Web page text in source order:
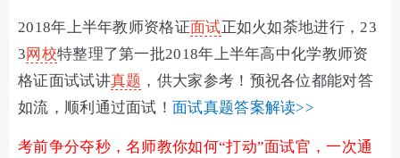
2018年上半年教师资格证面试正如火如荼地进行，23
3网校特整理了第一批2018年上半年高中化学教师资
格证面试试讲真题 ，供大家参考！预祝各位都能对答
如流，顺利通过面试！面试真题答案解读>>
考前争分夺秒，名师教你如何“打动”面试官，一次通